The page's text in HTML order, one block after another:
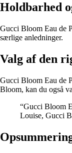
Holdbarhed
Gucci Bloom Eau de
særlige anledninger.
Valg af den
Gucci Bloom Eau de
Bloom, kan du også
“Gucci Bloom
Louise, Gucci